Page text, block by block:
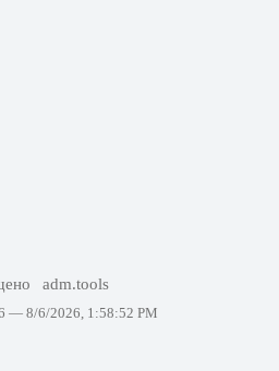
adm.tools
— 8/6/2026, 1:58:52 PM